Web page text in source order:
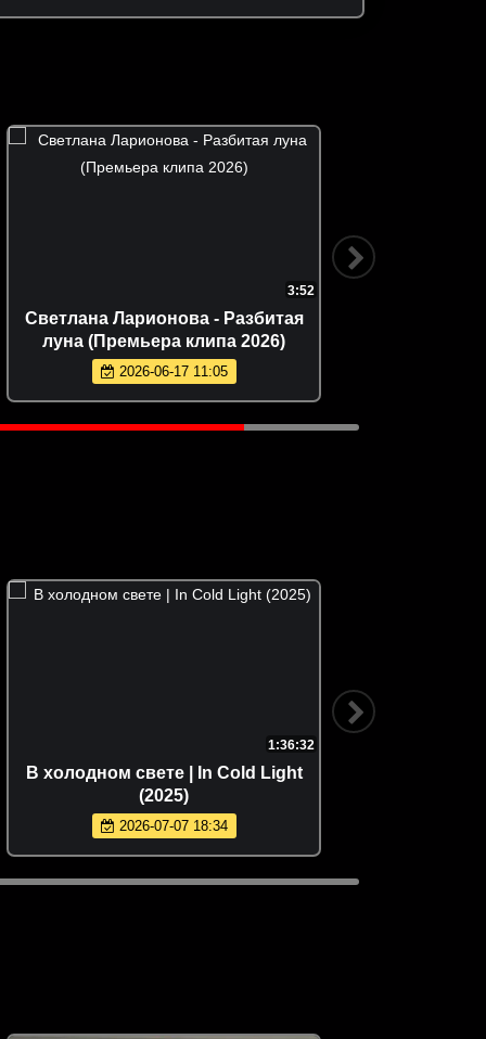
3:52
Светлана Ларионова - Разбитая
луна (Премьера клипа 2026)
2026-06-17 11:05
1:36:32
В холодном свете | In Cold Light
(2025)
2026-07-07 18:34